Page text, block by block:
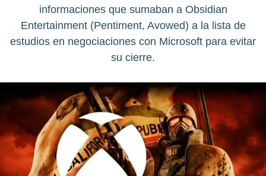
informaciones que sumaban a Obsidian
Entertainment (Pentiment, Avowed) a la lista de
estudios en negociaciones con Microsoft para evitar
su cierre.